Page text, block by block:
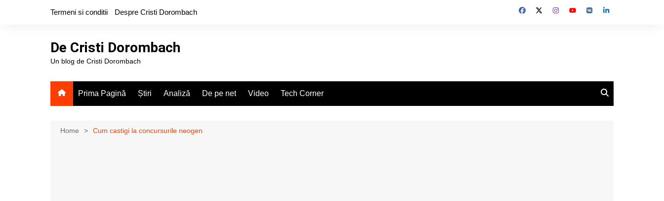
Termeni si conditii Despre Cristi Dorombach
De Cristi Dorombach
Un blog de Cristi Dorombach
Prima Pagină Știri Analiză De pe net Video Tech Corner
Home Cum castigi la concursurile neogen